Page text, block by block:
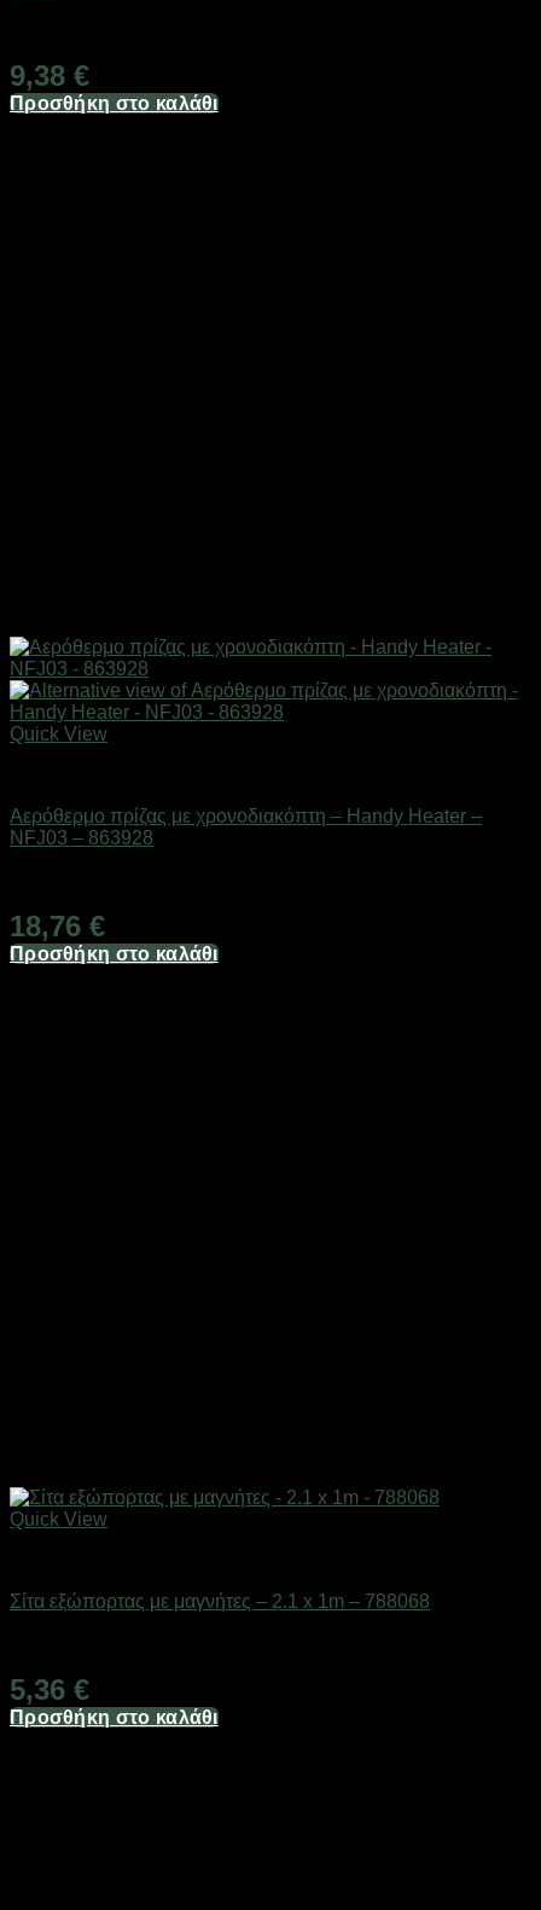
9,38 €
Προσθήκη στο καλάθι
Quick View
Αερόθερμο πρίζας με χρονοδιακόπτη – Handy Heater –
NFJ03 – 863928
18,76 €
Προσθήκη στο καλάθι
Quick View
Σίτα εξώπορτας με μαγνήτες – 2.1 x 1m – 788068
5,36 €
Προσθήκη στο καλάθι